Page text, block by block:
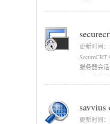
对接
更新时间：
服务器会
劳，文件
更新时间：